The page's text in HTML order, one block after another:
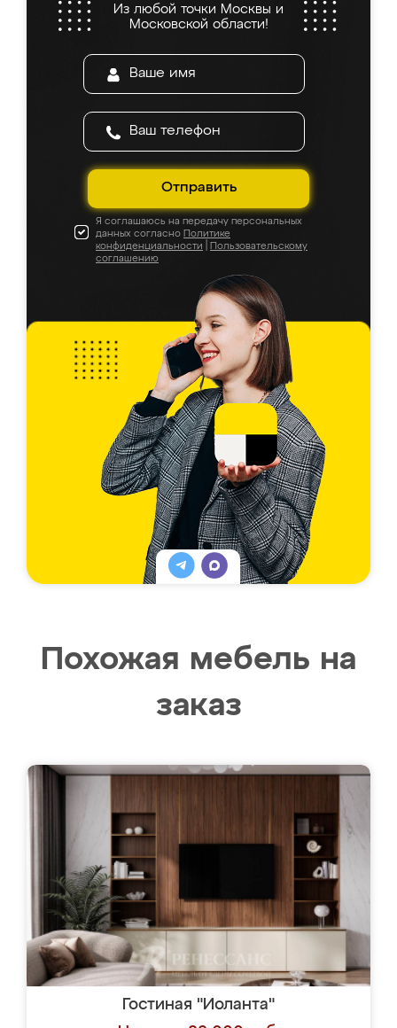
Из любой точки Москвы и
Московской области!
Отправить
Я соглашаюсь на передачу персональных
данных согласно Политике
конфиденциальности
Пользовательскому
соглашению
Похожая мебель на
заказ
Гостиная "Иоланта"